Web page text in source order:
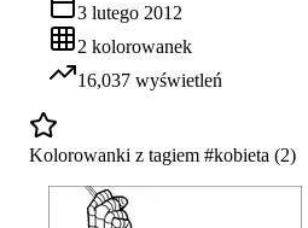
3 lutego 2012
2 kolorowanek
16,037 wyświetleń
Kolorowanki z tagiem #kobieta (2)